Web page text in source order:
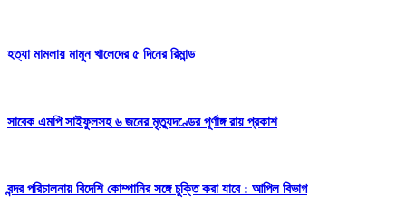
হত্যা মামলায় মামুন খালেদের ৫ দিনের রিমান্ড
সাবেক এমপি সাইফুলসহ ৬ জনের মৃত্যুদণ্ডের পূর্ণাঙ্গ রায় প্রকাশ
বন্দর পরিচালনায় বিদেশি কোম্পানির সঙ্গে চুক্তি করা যাবে : আপিল বিভাগ